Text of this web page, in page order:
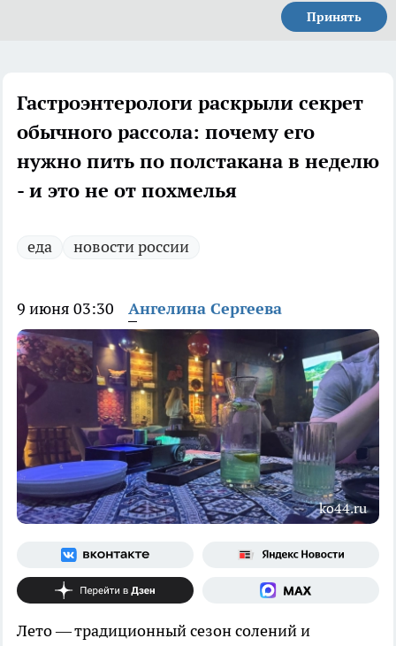
Принять
Гастроэнтерологи раскрыли секрет
обычного рассола: почему его
нужно пить по полстакана в неделю
- и это не от похмелья
еда новости россии
9 июня 03:30 Ангелина Сергеева
ko44.ru
Лето — традиционный сезон солений и